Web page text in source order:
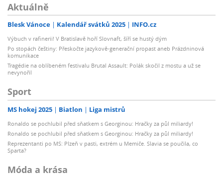
Aktuálně
Blesk Vánoce Kalendář svátků 2025 INFO.cz
Výbuch v rafinerii! V Bratislavě hoří Slovnaft, šíří se hustý dým
Po stopách češtiny: Přeskočte jazykově-generační propast aneb Prázdninová
komunikace
Tragédie na oblíbeném festivalu Brutal Assault: Polák skočil z mostu a už se
nevynořil
Sport
MS hokej 2025 Biatlon Liga mistrů
Ronaldo se pochlubil před sňatkem s Georginou: Hračky za půl miliardy!
Ronaldo se pochlubil před sňatkem s Georginou: Hračky za půl miliardy!
Reprezentanti po MS: Plzeň v pasti, extrém u Memiče. Slavia se poučila, co
Sparta?
Móda a krása